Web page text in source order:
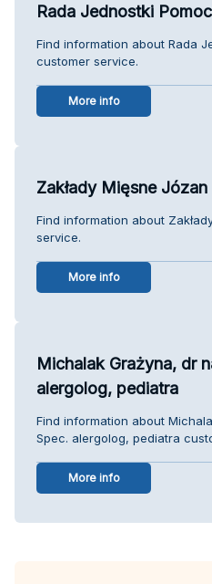
Rada Jednostki
Find information about Rada
customer service.
More info
Zakłady Mięsne Józan
Find information about
service.
More info
Michalak Grażyna, dr
alergolog, pediatra
Find information about
Spec. alergolog, pediatra
More info